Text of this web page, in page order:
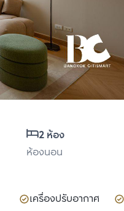
2 ห้อง
ห้องนอน
เครื่องปรับอากาศ